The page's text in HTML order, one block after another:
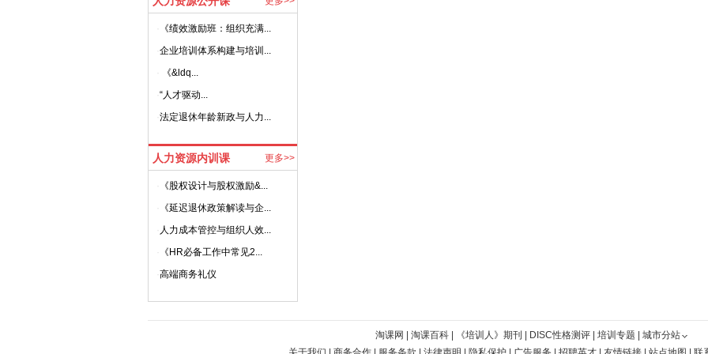
《绩效激励班：组织充满...
企业培训体系构建与培训...
《&ldq...
“人才驱动...
法定退休年龄新政与人力...
人力资源内训课 更多>>
《股权设计与股权激励&...
《延迟退休政策解读与企...
人力成本管控与组织人效...
《HR必备工作中常见2...
高端商务礼仪
淘课网 淘课百科| 《培训人》期刊 DISC性格测评| 培训专题
城市分站